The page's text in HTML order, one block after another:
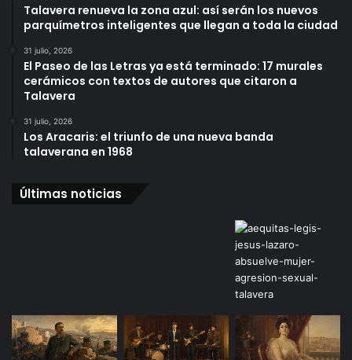
Talavera renueva la zona azul: así serán los nuevos
parquímetros inteligentes que llegan a toda la ciudad
31 julio, 2026
El Paseo de las Letras ya está terminado: 17 murales
cerámicos con textos de autores que citaron a
Talavera
31 julio, 2026
Los Aracaris: el triunfo de una nueva banda
talaverana en 1968
Últimas noticias